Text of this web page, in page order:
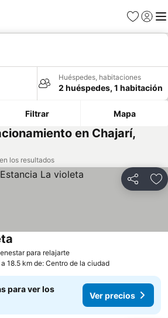
Favoritos
Iniciar
Huéspedes, habitaciones
2 huéspedes, 1 habitación
Filtrar Mapa
en Chajarí,
los resultados
Compartir
para relajarteVer precios
a 18.5 km de: Centro de la ciudad
para ver los
Ver precios